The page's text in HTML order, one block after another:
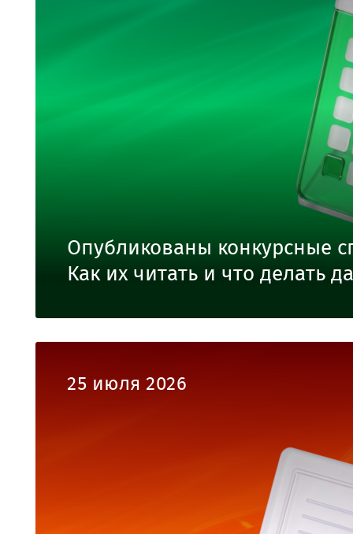
Опубликованы конкурсные
Как их читать и что делать
25 июля 2026